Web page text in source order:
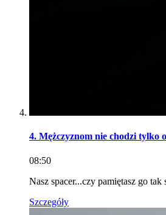
4. Mężczyznom nie chodzi tylko
08:50
Nasz spacer...czy pamiętasz go tak
Szczegóły